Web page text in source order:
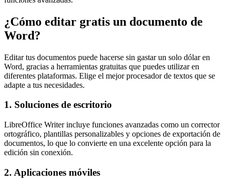
¿Cómo editar gratis un documento de
Word?
Editar tus documentos puede hacerse sin gastar un solo dólar en
Word, gracias a herramientas gratuitas que puedes utilizar en
diferentes plataformas. Elige el mejor procesador de textos que se
adapte a tus necesidades.
1. Soluciones de escritorio
LibreOffice Writer incluye funciones avanzadas como un corrector
ortográfico, plantillas personalizables y opciones de exportación de
documentos, lo que lo convierte en una excelente opción para la
edición sin conexión.
2. Aplicaciones móviles